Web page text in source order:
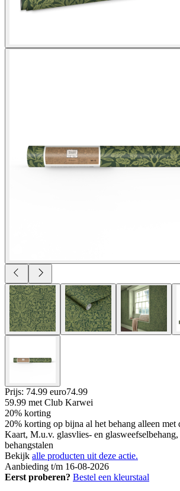
Prijs: 74.99 euro74.99
59.99 met Club Karwei
20% korting
20% korting op bijna al het behang alleen
Kaart, M.u.v. glasvlies- en
behangstalen
Bekijk alle producten uit deze actie.
Aanbieding t/m 16-08-2026
Eerst proberen? Bestel een kleurstaal